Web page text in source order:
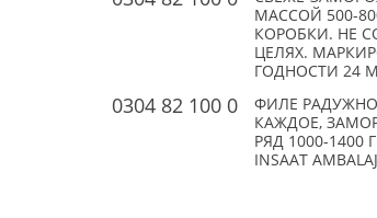
МАССОЙ 500-
КОРОБКИ. НЕ
ЦЕЛЯХ.
ГОДНОСТИ 24
0304 82 100 0
ФИЛЕ
КАЖДОЕ,
РЯД 1000-1400
INSAAT